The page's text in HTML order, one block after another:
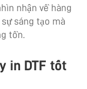
nhận về hàng
sáng tạo mà
tồn.
in DTF tốt